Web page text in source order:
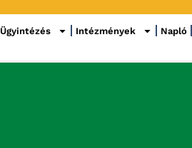
Ügyintézés Intézmények Napló